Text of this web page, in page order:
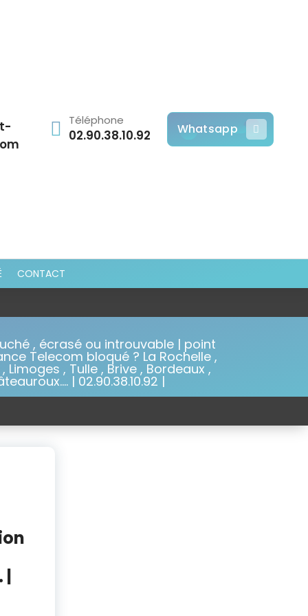
Téléphone
02.90.38.10.92 Whatsapp
CONTACT
, écrasé ou introuvable | point
Telecom bloqué ? La Rochelle ,
Limoges , Tulle , Brive , Bordeaux ,
| 02.90.38.10.92 |
|